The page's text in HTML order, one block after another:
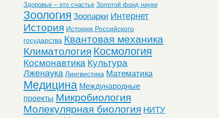
Здоровье – это счастье Золотой фонд науки
Зоология Зоопарки Интернет
История История Российского
государства Квантовая механика
Климатология Космология
Космонавтика Культура
Лженаука Лингвистика Математика
Медицина Международные
проекты Микробиология
Молекулярная биология НИТУ